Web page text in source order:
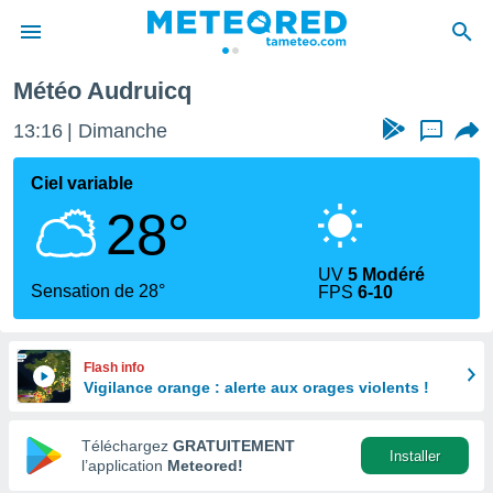
de
Météo Audruicq
13:16 Dimanche ...
Ciel variable
28°
Sensation de 28°
UV5 Modéré
FPS6-10
Flash info
Vigilance orange : alerte aux orages violents !
Téléchargez GRATUITEMENT
l’application Meteored!
Installer